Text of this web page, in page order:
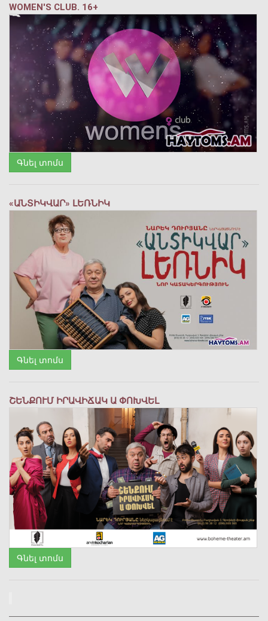
WOMEN'S CLUB. 16+
Գնել տոմս
«ԱՆՏԻԿՎԱՐ» ԼԵՌՆԻԿ
Գնել տոմս
ՇԵՆՔՈՒՄ ԻՐԱՎԻՃԱԿ Ա ՓՈԽՎԵԼ
Գնել տոմս